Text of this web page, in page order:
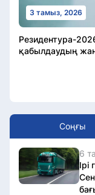
3 тамыз, 2026
Резидентура-
қабылдаудың
Соңғы
6